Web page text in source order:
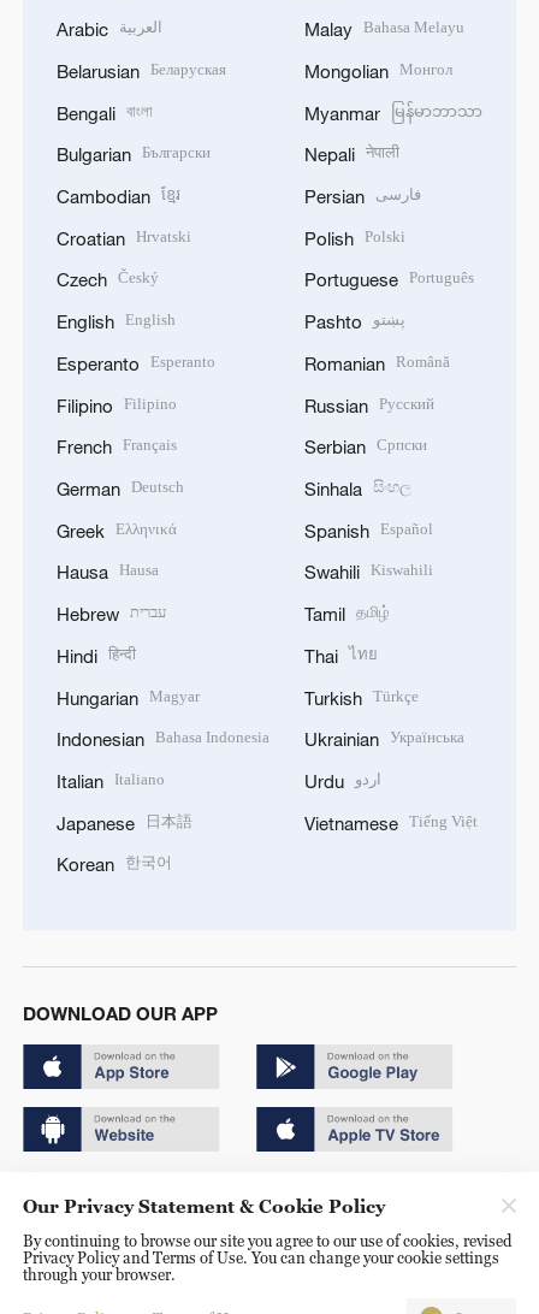
Arabic العربية
Belarusian Беларуская
Bengali বাংলা
Bulgarian Български
Cambodian ខ្មែរ
Croatian Hrvatski
Czech Český
English English
Esperanto Esperanto
Filipino Filipino
French Français
German Deutsch
Greek Ελληνικά
Hausa Hausa
Hebrew עברית
Hindi हिन्दी
Hungarian Magyar
Indonesian Bahasa Indonesia
Italian Italiano
Japanese 日本語
Korean 한국어
Malay Bahasa Melayu
Mongolian Монгол
Myanmar မြန်မာဘာသာ
Nepali नेपाली
Persian فارسی
Polish Polski
Portuguese Português
Pashto پښتو
Romanian Română
Russian Русский
Serbian Српски
Sinhala සිංහල
Spanish Español
Swahili Kiswahili
Tamil தமிழ்
Thai ไทย
Turkish Türkçe
Ukrainian Українська
Urdu اردو
Vietnamese Tiếng Việt
DOWNLOAD OUR APP
京ICP备20000184号
京公网安备 11010502050052号
Disinformation report hotline: 010-85061466
Our Privacy Statement & Cookie Policy
By continuing to browse our site you agree to our use of cookies, revised
Privacy Policy and Terms of Use. You can change your cookie settings
through your browser.